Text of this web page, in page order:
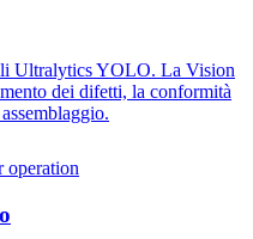
Ultralytics YOLO. La Vision
dei difetti, la conformità